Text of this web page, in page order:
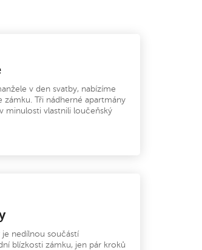
v den svatby, nabízíme
Tři nádherné apartmány
minulosti vlastnili loučeňský
je nedílnou součástí
blízkosti zámku, jen pár kroků